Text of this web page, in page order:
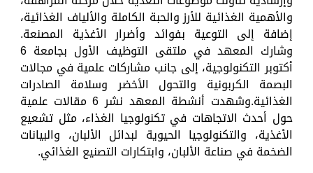
والأهمية الغذائية للأرز والحبة الكاملة والألياف الغذائية،
إضافة إلى التوعية بفوائد وأضرار الأغذية المصنعة.
وشارك المعهد في ملتقى التوظيف الأول بجامعة 6
أكتوبر التكنولوجية، إلى جانب مشاركات علمية في مجالات
البصمة الكربونية والتحول الأخضر وسلامة الصادرات
الغذائية.وشهدت أنشطة المعهد نشر 6 مقالات علمية
حول أحدث الاتجاهات في تكنولوجيا الغذاء، مثل تشعيع
الأغذية، والتكنولوجيا الحيوية لبدائل الألبان، والبيانات
الضخمة في صناعة الألبان، وابتكارات التصنيع الغذائي.